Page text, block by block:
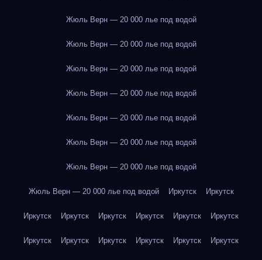
Жюль Верн — 20 000 лье под водой
Жюль Верн — 20 000 лье под водой
Жюль Верн — 20 000 лье под водой
Жюль Верн — 20 000 лье под водой
Жюль Верн — 20 000 лье под водой
Жюль Верн — 20 000 лье под водой
Жюль Верн — 20 000 лье под водой
Жюль Верн — 20 000 лье под водой Иркутск Иркутск
Иркутск Иркутск Иркутск Иркутск Иркутск Иркутск
Иркутск Иркутск Иркутск Иркутск Иркутск Иркутск